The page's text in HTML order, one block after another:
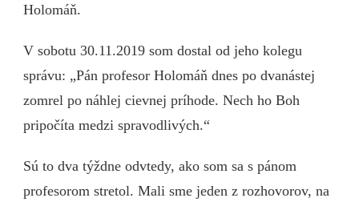
Holomáň.
V sobotu 30.11.2019 som dostal od jeho kolegu
správu: „Pán profesor Holomáň dnes po dvanástej
zomrel po náhlej cievnej príhode. Nech ho Boh
pripočíta medzi spravodlivých.“
Sú to dva týždne odvtedy, ako som sa s pánom
profesorom stretol. Mali sme jeden z rozhovorov, na